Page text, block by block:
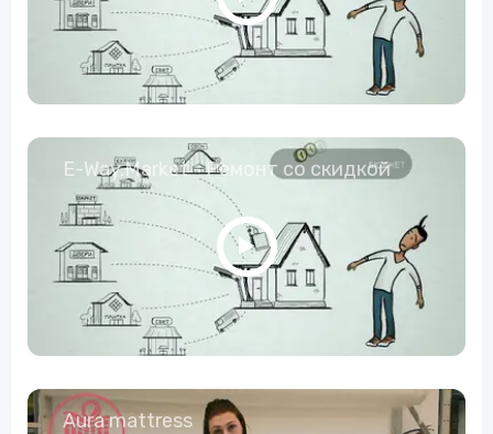
E-Way.Market - Ремонт со скидкой
Aura mattress